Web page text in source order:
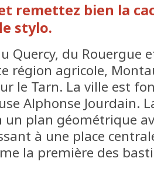
remettez bien la
stylo.
Quercy, du Rouergue
région agricole,
le Tarn. La ville est
Alphonse Jourdain.
plan géométrique
à une place
la première des